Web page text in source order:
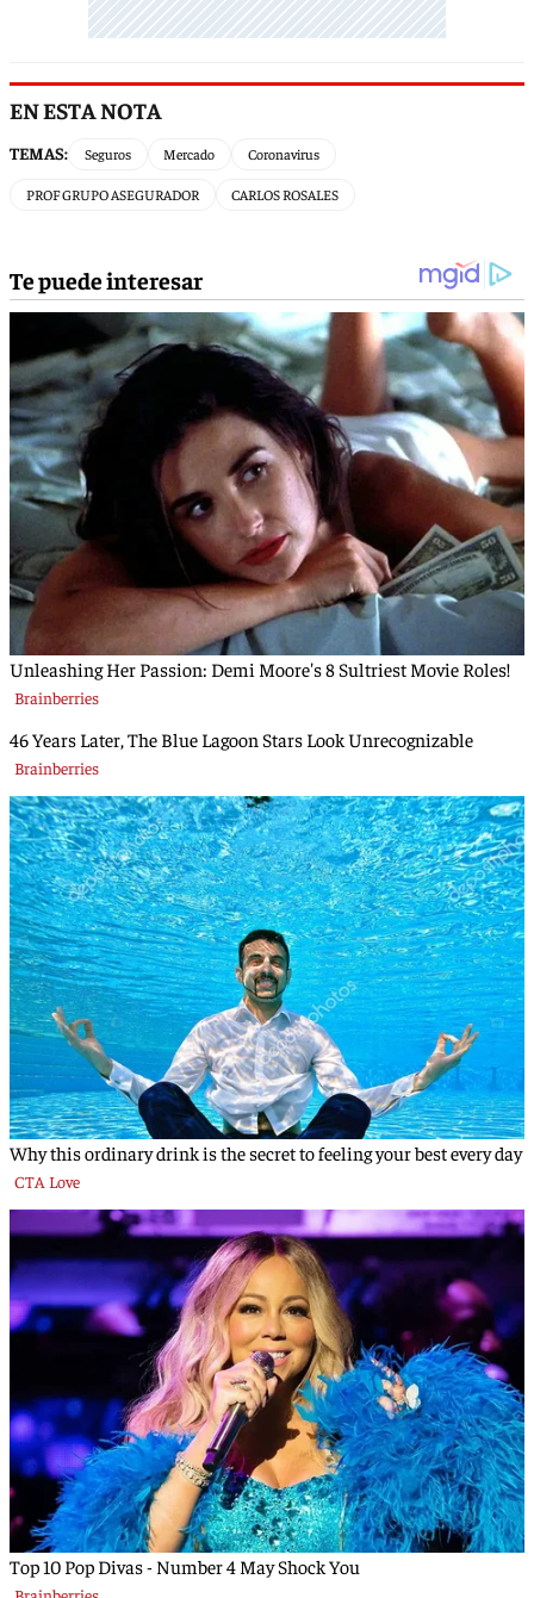
EN ESTA NOTA
TEMAS: Seguros Mercado Coronavirus
PROF GRUPO ASEGURADOR CARLOS ROSALES